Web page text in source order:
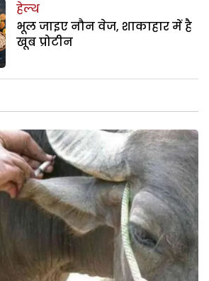
हेल्थ
भूल जाइए नौन वेज, शाकाहार में है
खूब प्रोटीन